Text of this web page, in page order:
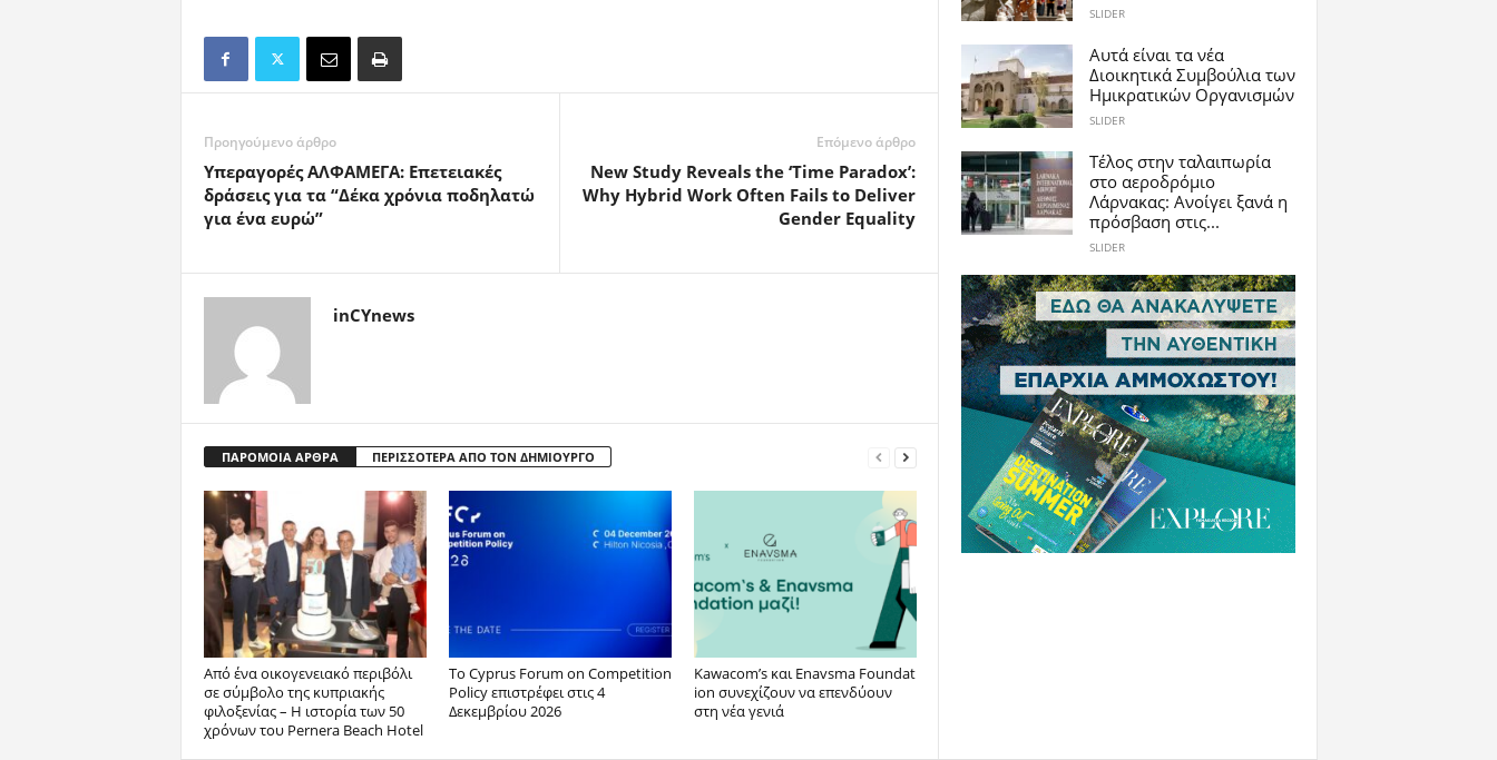
Προηγούμενο άρθρο
Υπεραγορές ΑΛΦΑΜΕΓΑ: Επετειακές
δράσεις για τα “Δέκα χρόνια ποδηλατώ
για ένα ευρώ”
Επόμενο άρθρο
New Study Reveals the ‘Time Paradox’:
Why Hybrid Work Often Fails to Deliver
Gender Equality
inCYnews
ΠΑΡΟΜΟΙΑ ΑΡΘΡΑ ΠΕΡΙΣΣΟΤΕΡΑ ΑΠΟ ΤΟΝ ΔΗΜΙΟΥΡΓΟ
Από ένα οικογενειακό περιβόλι
σε σύμβολο της κυπριακής
φιλοξενίας – Η ιστορία των 50
χρόνων του Pernera Beach Hotel
Το Cyprus Forum on Competition
Policy επιστρέφει στις 4
Δεκεμβρίου 2026
Kawacom’s και Enavsma Foundat
ion συνεχίζουν να επενδύουν
στη νέα γενιά
SLIDER
Αυτά είναι τα νέα
Διοικητικά Συμβούλια των
Ημικρατικών Οργανισμών
SLIDER
Tέλος στην ταλαιπωρία
στο αεροδρόμιο
Λάρνακας: Ανοίγει ξανά η
πρόσβαση στις...
SLIDER